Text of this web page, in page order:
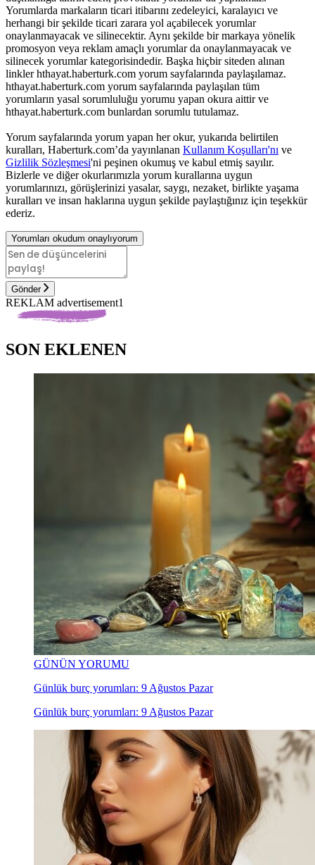
Yorumlarda markaların ticari itibarını zedeleyici, karalayıcı ve
herhangi bir şekilde ticari zarara yol açabilecek yorumlar
onaylanmayacak ve silinecektir. Aynı şekilde bir markaya yönelik
promosyon veya reklam amaçlı yorumlar da onaylanmayacak ve
silinecek yorumlar kategorisindedir. Başka hiçbir siteden alınan
linkler hthayat.haberturk.com yorum sayfalarında paylaşılamaz.
hthayat.haberturk.com yorum sayfalarında paylaşılan tüm
yorumların yasal sorumluluğu yorumu yapan okura aittir ve
hthayat.haberturk.com bunlardan sorumlu tutulamaz.
Yorum sayfalarında yorum yapan her okur, yukarıda belirtilen
kuralları, Haberturk.com’da yayınlanan Kullanım Koşulları'nı ve
Gizlilik Sözleşmesi'ni peşinen okumuş ve kabul etmiş sayılır.
Bizlerle ve diğer okurlarımızla yorum kurallarına uygun
yorumlarınızı, görüşlerinizi yasalar, saygı, nezaket, birlikte yaşama
kuralları ve insan haklarına uygun şekilde paylaştığınız için teşekkür
ederiz.
Yorumları okudum onaylıyorum
Gönder
REKLAM advertisement1
SON EKLENEN
GÜNÜN YORUMU
Günlük burç yorumları: 9 Ağustos Pazar
Günlük burç yorumları: 9 Ağustos Pazar